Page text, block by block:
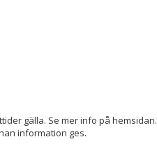
gälla. Se mer info på hemsidan.
information ges.